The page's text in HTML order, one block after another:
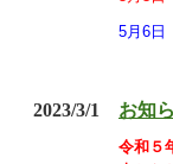
5月6日
2023/3/1 お知
令和５